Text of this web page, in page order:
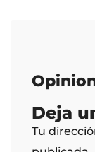
Deja
Tu